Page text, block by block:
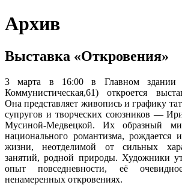
Архив
Выставка «Откровения»
3 марта в 16:00 в Главном здании
Коммунистическая,61) откроется
Она представляет живопись и графику
супругов и творческих союзников —
Мусиной-Медвецкой. Их образный
национального романтизма, рождается
жизни, неотделимой от сильных
занятий, родной природы. Художники
опыт повседневности, её
ненамеренных откровениях.